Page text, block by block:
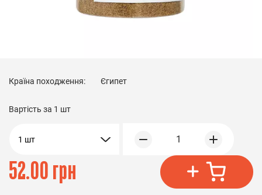
Країна походження: Єгипет
Вартість за 1 шт
1 шт 1
52.00 грн